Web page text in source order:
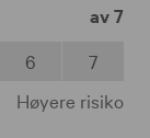
av 7
6
7
Høyere risiko